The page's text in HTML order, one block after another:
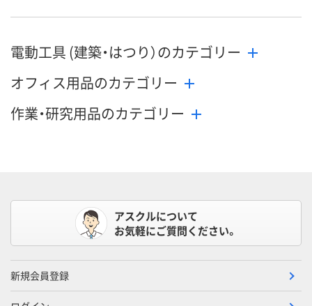
電動工具 (建築・はつり）のカテゴリー
オフィス用品のカテゴリー
作業・研究用品のカテゴリー
アスクルについて
お気軽にご質問ください。
新規会員登録